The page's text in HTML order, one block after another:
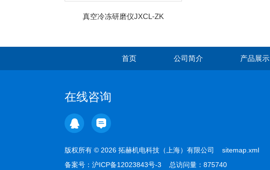
真空冷冻研磨仪JXCL-ZK
首页 公司简介 产品展示
在线咨询
版权所有 © 2026 拓赫机电科技（上海）有限公司 sitemap.xml
备案号： 沪ICP备12023843号-3 总访问量：875740